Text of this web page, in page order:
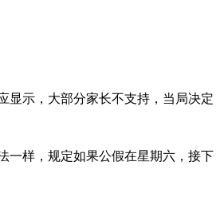
显示，大部分家长不支持，当局决定
一样，规定如果公假在星期六，接下